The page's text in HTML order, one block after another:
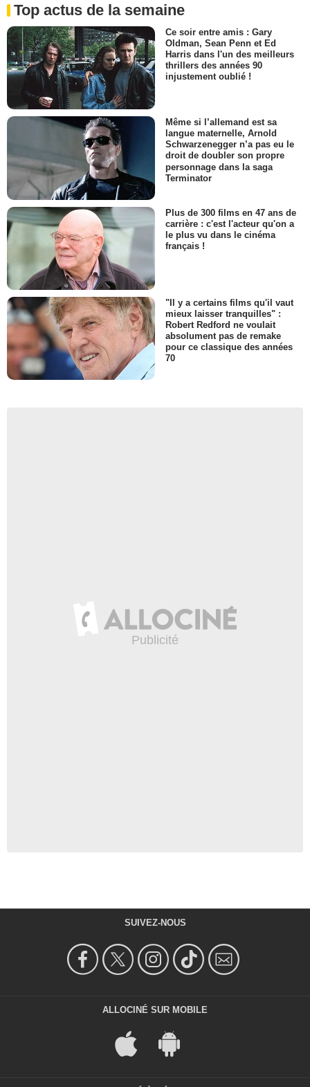
Top actus de la semaine
Ce soir entre amis : Gary
Oldman, Sean Penn et Ed
Harris dans l'un des meilleurs
thrillers des années 90
injustement oublié !
Même si l’allemand est sa
langue maternelle, Arnold
Schwarzenegger n’a pas eu le
droit de doubler son propre
personnage dans la saga
Terminator
Plus de 300 films en 47 ans de
carrière : c'est l'acteur qu'on a
le plus vu dans le cinéma
français !
"Il y a certains films qu'il vaut
mieux laisser tranquilles" :
Robert Redford ne voulait
absolument pas de remake
pour ce classique des années
70
SUIVEZ-NOUS
ALLOCINÉ SUR MOBILE